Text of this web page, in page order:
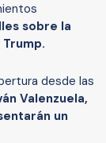
sobre la
desde las
Valenzuela,
un